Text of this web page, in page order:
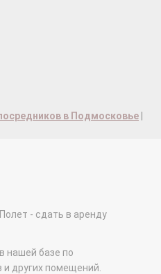
в Подмосковье
- сдать в аренду
нашей базе по
других помещений.